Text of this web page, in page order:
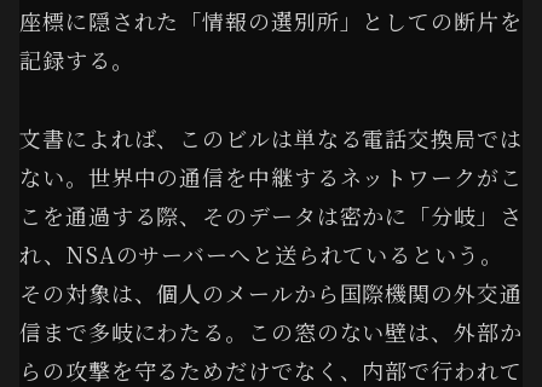
座標に隠された「情報の選別所」としての断片を
記録する。
文書によれば、このビルは単なる電話交換局では
ない。世界中の通信を中継するネットワークがこ
こを通過する際、そのデータは密かに「分岐」さ
れ、NSAのサーバーへと送られているという。
その対象は、個人のメールから国際機関の外交通
信まで多岐にわたる。この窓のない壁は、外部か
らの攻撃を守るためだけでなく、内部で行われて